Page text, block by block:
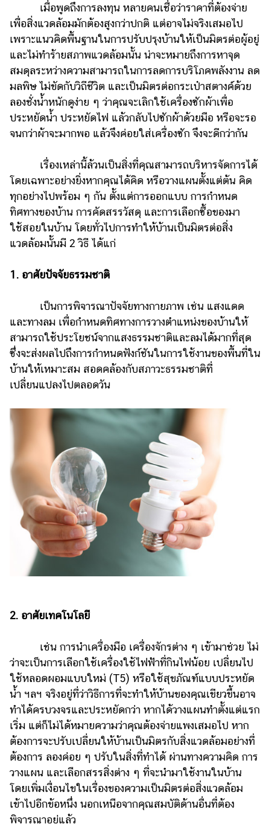
รถยนต์
บ้าน
และ
การ
ตกแต่ง
มือ
ถือ
ราคา
น้ำมัน
วา
ไร
และ
เด็ก
สัตว์
เลี้ยง
บริการ
กระปุก
คอร์ส
ออนไลน์
เรียน
เลข
ออนไลน์
ติดต่อ
แจ้ง
งาน
กับ
เรา
เมื่อพูดถึงการลงทุน หลายคนเชื่อว่าราคาที่ต้องจ่าย
เพื่อสิ่งแวดล้อมมักต้องสูงกว่าปกติ แต่อาจไม่จริงเสมอไป
เพราะแนวคิดพื้นฐานในการปรับปรุงบ้านให้เป็นมิตรต่อผู้อยู่
และไม่ทำร้ายสภาพแวดล้อมนั้น น่าจะหมายถึงการหาจุด
สมดุลระหว่างความสามารถในการลดการบริโภคพลังงาน ลด
มลพิษ ไม่ขัดกับวิถีชีวิต และเป็นมิตรต่อกระเป๋าสตางค์ด้วย
ลองชั่งน้ำหนักดูง่าย ๆ ว่าคุณจะเลิกใช้เครื่องซักผ้าเพื่อ
ประหยัดน้ำ ประหยัดไฟ แล้วกลับไปซักผ้าด้วยมือ หรือจะรอ
จนกว่าผ้าจะมากพอ แล้วจึงค่อยใส่เครื่องซัก จึงจะดีกว่ากัน
เรื่องเหล่านี้ล้วนเป็นสิ่งที่คุณสามารถบริหารจัดการได้
โดยเฉพาะอย่างยิ่งหากคุณได้คิด หรือวางแผนตั้งแต่ต้น คิด
ทุกอย่างไปพร้อม ๆ กัน ตั้งแต่การออกแบบ การกำหนด
ทิศทางของบ้าน การคัดสรรวัสดุ และการเลือกซื้อของมา
ใช้สอยในบ้าน โดยทั่วไปการทำให้บ้านเป็นมิตรต่อสิ่ง
แวดล้อมนั้นมี 2 วิธี ได้แก่
1. อาศัยปัจจัยธรรมชาติ
เป็นการพิจารณาปัจจัยทางกายภาพ เช่น แสงแดด
และทางลม เพื่อกำหนดทิศทางการวางตำแหน่งของบ้านให้
สามารถใช้ประโยชน์จากแสงธรรมชาติและลมได้มากที่สุด
ซึ่งจะส่งผลไปถึงการกำหนดฟังก์ชันในการใช้งานของพื้นที่ใน
บ้านให้เหมาะสม สอดคล้องกับสภาวะธรรมชาติที่
เปลี่ยนแปลงไปตลอดวัน
2. อาศัยเทคโนโลยี
เช่น การนำเครื่องมือ เครื่องจักรต่าง ๆ เข้ามาช่วย ไม่
ว่าจะเป็นการเลือกใช้เครื่องใช้ไฟฟ้าที่กินไฟน้อย เปลี่ยนไป
ใช้หลอดผอมแบบใหม่ (T5) หรือใช้สุขภัณฑ์แบบประหยัด
น้ำ ฯลฯ จริงอยู่ที่ว่าวิธีการที่จะทำให้บ้านของคุณเขียวขึ้นอาจ
ทำได้ครบวงจรและประหยัดกว่า หากได้วางแผนทำตั้งแต่แรก
เริ่ม แต่ก็ไม่ได้หมายความว่าคุณต้องจ่ายแพงเสมอไป หาก
ต้องการจะปรับเปลี่ยนให้บ้านเป็นมิตรกับสิ่งแวดล้อมอย่างที่
ต้องการ ลองค่อย ๆ ปรับในสิ่งที่ทำได้ ผ่านทางความคิด การ
วางแผน และเลือกสรรสิ่งต่าง ๆ ที่จะนำมาใช้งานในบ้าน
โดยเพิ่มเงื่อนไขในเรื่องของความเป็นมิตรต่อสิ่งแวดล้อม
เข้าไปอีกข้อหนึ่ง นอกเหนือจากคุณสมบัติด้านอื่นที่ต้อง
พิจารณาอยู่แล้ว